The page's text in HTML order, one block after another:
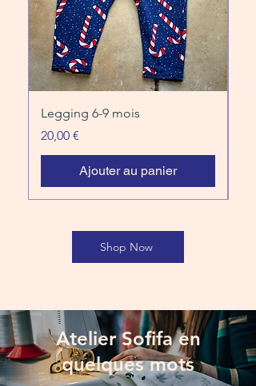
Legging 6-9 mois
Prix
20,00 €
Ajouter au panier
Shop Now
Atelier Sofifa en
quelques mots